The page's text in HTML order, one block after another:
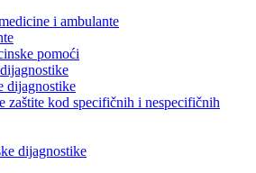
i ambulante
pomoći
dijagnostike
zaštite kod specifičnih i nespecifičnih
dijagnostike